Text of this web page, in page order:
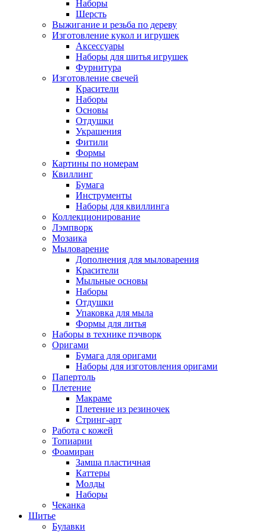
Наборы
Шерсть
Выжигание и резьба по дереву
Изготовление кукол и игрушек
Аксессуары
Наборы для шитья игрушек
Фурнитура
Изготовление свечей
Красители
Наборы
Основы
Отдушки
Украшения
Фитили
Формы
Картины по номерам
Квиллинг
Бумага
Инструменты
Наборы для квиллинга
Коллекционирование
Лэмпворк
Мозаика
Мыловарение
Дополнения для мыловарения
Красители
Мыльные основы
Наборы
Отдушки
Упаковка для мыла
Формы для литья
Наборы в технике пэчворк
Оригами
Бумага для оригами
Наборы для изготовления оригами
Папертоль
Плетение
Макраме
Плетение из резиночек
Стринг-арт
Работа с кожей
Топиарии
Фоамиран
Замша пластичная
Каттеры
Молды
Наборы
Чеканка
Шитье
Булавки